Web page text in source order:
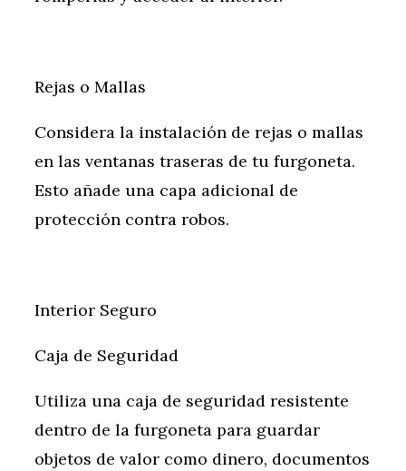
Rejas o Mallas
Considera la instalación de rejas o mallas
en las ventanas traseras de tu furgoneta.
Esto añade una capa adicional de
protección contra robos.
Interior Seguro
Caja de Seguridad
Utiliza una caja de seguridad resistente
dentro de la furgoneta para guardar
objetos de valor como dinero, documentos